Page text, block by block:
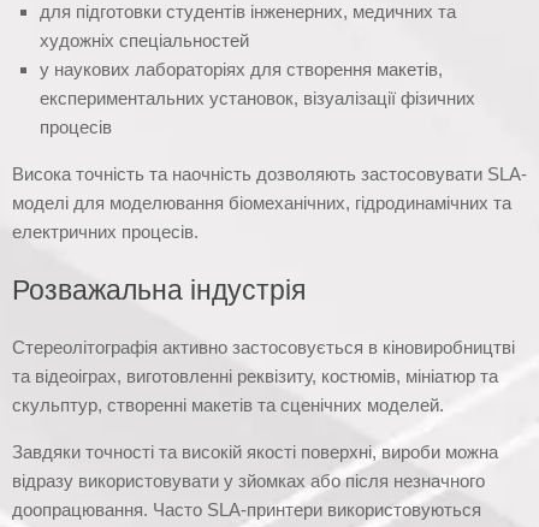
для підготовки студентів інженерних, медичних та
художніх спеціальностей
у наукових лабораторіях для створення макетів,
експериментальних установок, візуалізації фізичних
процесів
Висока точність та наочність дозволяють застосовувати SLA-
моделі для моделювання біомеханічних, гідродинамічних та
електричних процесів.
Розважальна індустрія
Стереолітографія активно застосовується в кіновиробництві
та відеоіграх, виготовленні реквізиту, костюмів, мініатюр та
скульптур, створенні макетів та сценічних моделей.
Завдяки точності та високій якості поверхні, вироби можна
відразу використовувати у зйомках або після незначного
доопрацювання. Часто SLA-принтери використовуються